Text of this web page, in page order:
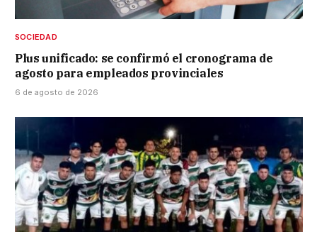
SOCIEDAD
Plus unificado: se confirmó el cronograma de
agosto para empleados provinciales
6 de agosto de 2026